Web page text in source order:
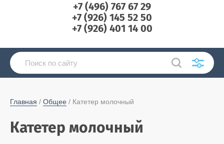
+7 (496) 767 67 29
+7 (926) 145 52 50
+7 (926) 401 14 00
Главная / Общее / Катетер молочный
Катетер молочный